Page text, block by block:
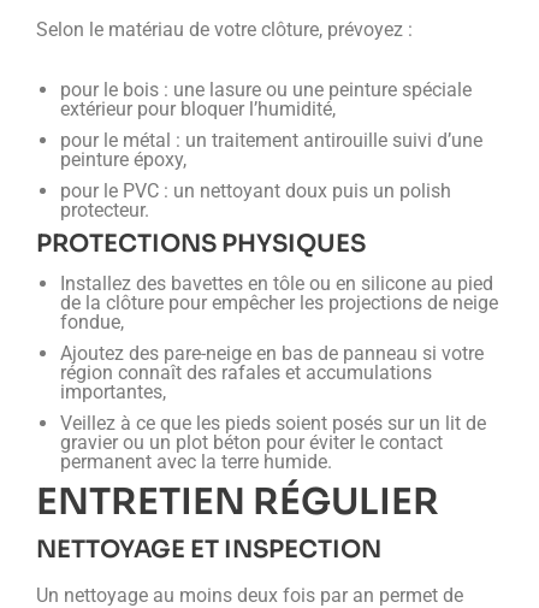
Selon le matériau de votre clôture, prévoyez :
pour le bois : une lasure ou une peinture spéciale
extérieur pour bloquer l’humidité,
pour le métal : un traitement antirouille suivi d’une
peinture époxy,
pour le PVC : un nettoyant doux puis un polish
protecteur.
PROTECTIONS PHYSIQUES
Installez des bavettes en tôle ou en silicone au pied
de la clôture pour empêcher les projections de neige
fondue,
Ajoutez des pare-neige en bas de panneau si votre
région connaît des rafales et accumulations
importantes,
Veillez à ce que les pieds soient posés sur un lit de
gravier ou un plot béton pour éviter le contact
permanent avec la terre humide.
ENTRETIEN RÉGULIER
NETTOYAGE ET INSPECTION
Un nettoyage au moins deux fois par an permet de